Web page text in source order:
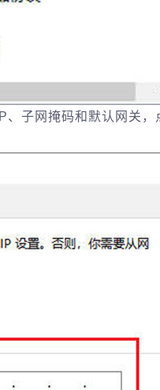
子网掩码和默认网关，